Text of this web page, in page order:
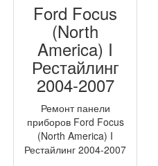
Ford Focus
(North
America) I
Рестайлинг
2004-2007
Ремонт панели
приборов Ford Focus
(North America) I
Рестайлинг 2004-2007